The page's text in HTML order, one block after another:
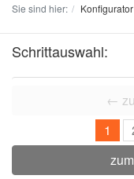
Sie sind hier: Konfigurator
Schrittauswahl:
←
1